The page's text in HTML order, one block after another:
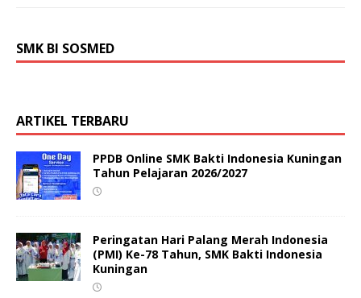
SMK BI SOSMED
ARTIKEL TERBARU
PPDB Online SMK Bakti Indonesia Kuningan
Tahun Pelajaran 2026/2027
Peringatan Hari Palang Merah Indonesia
(PMI) Ke-78 Tahun, SMK Bakti Indonesia
Kuningan